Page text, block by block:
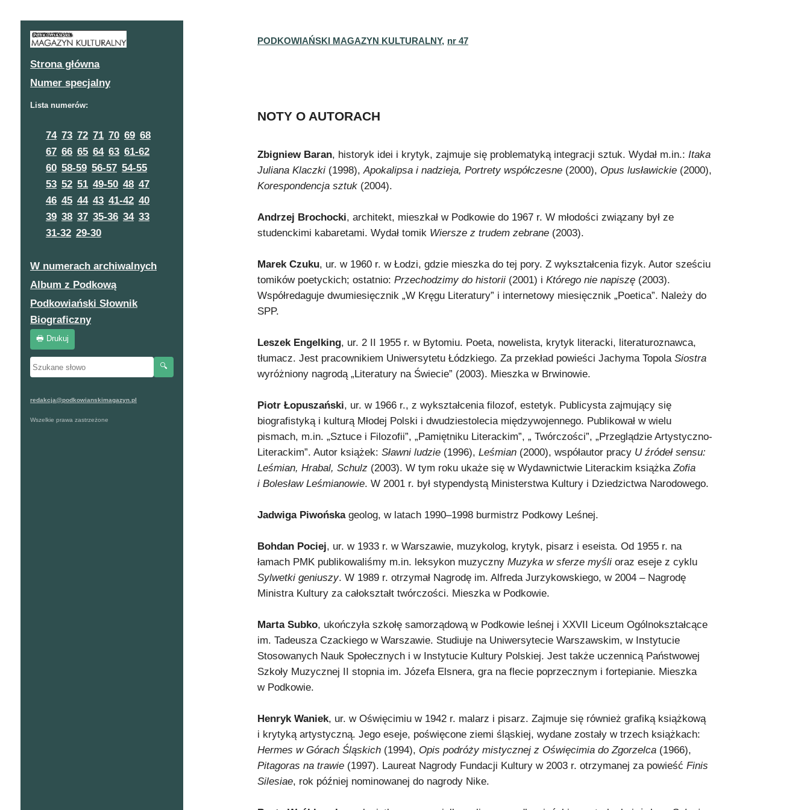
Strona główna
Numer specjalny
Lista numerów:
74 73 72 71 70 69 68
67 66 65 64 63 61-62
60 58-59 56-57 54-55
53 52 51 49-50 48 47
46 45 44 43 41-42 40
39 38 37 35-36 34 33
31-32 29-30
W numerach archiwalnych
Album z Podkową
Podkowiański Słownik
Biograficzny
🖶 Drukuj
🔍
redakcja@podkowianskimagazyn.pl
Wszelkie prawa zastrzeżone
PODKOWIAŃSKI MAGAZYN KULTURALNY, nr 47
NOTY O AUTORACH
Zbigniew Baran, historyk idei i krytyk, zajmuje się problematyką integracji sztuk. Wydał m.in.: Itaka
Juliana Klaczki (1998),Apokalipsa i nadzieja, Portrety współczesne (2000), Opus lusławickie (2000),
Korespondencja sztuk (2004).
Andrzej Brochocki, architekt, mieszkał w Podkowie do 1967 r. W młodości związany był ze
studenckimi kabaretami. Wydał tomik Wiersze z trudem zebrane (2003).
Marek Czuku, ur. w 1960 r. w Łodzi, gdzie mieszka do tej pory. Z wykształcenia fizyk. Autor sześciu
tomików poetyckich; ostatnio: Przechodzimy do historii (2001) i Którego nie napiszę (2003).
Współredaguje dwumiesięcznik „W Kręgu Literatury” i internetowy miesięcznik „Poetica”. Należy do
SPP.
Leszek Engelking, ur. 2 II 1955 r. w Bytomiu. Poeta, nowelista, krytyk literacki, literaturoznawca,
tłumacz. Jest pracownikiem Uniwersytetu Łódzkiego. Za przekład powieści Jachyma Topola Siostra
wyróżniony nagrodą „Literatury na Świecie” (2003). Mieszka w Brwinowie.
Piotr Łopuszański, ur. w 1966 r., z wykształcenia filozof, estetyk. Publicysta zajmujący się
biografistyką i kulturą Młodej Polski i dwudziestolecia międzywojennego. Publikował w wielu
pismach, m.in. „Sztuce i Filozofii”, „Pamiętniku Literackim”, „ Twórczości”, „Przeglądzie Artystyczno-
Literackim”. Autor książek: Sławni ludzie (1996), Leśmian (2000), współautor pracy U źródeł sensu:
Leśmian, Hrabal, Schulz (2003). W tym roku ukaże się w Wydawnictwie Literackim książkaZofia
i Bolesław Leśmianowie. W 2001 r. był stypendystą Ministerstwa Kultury i Dziedzictwa Narodowego.
Jadwiga Piwońskageolog, w latach 1990–1998 burmistrz Podkowy Leśnej.
Bohdan Pociej, ur. w 1933 r. w Warszawie, muzykolog, krytyk, pisarz i eseista. Od 1955 r. na
łamach PMK publikowaliśmy m.in. leksykon muzyczny Muzyka w sferze myśli oraz eseje z cyklu
Sylwetki geniuszy. W 1989 r. otrzymał Nagrodę im. Alfreda Jurzykowskiego, w 2004 – Nagrodę
Ministra Kultury za całokształt twórczości. Mieszka w Podkowie.
Marta Subko, ukończyła szkołę samorządową w Podkowie leśnej i XXVII Liceum Ogólnokształcące
im. Tadeusza Czackiego w Warszawie. Studiuje na Uniwersytecie Warszawskim, w Instytucie
Stosowanych Nauk Społecznych i w Instytucie Kultury Polskiej. Jest także uczennicą Państwowej
Szkoły Muzycznej II stopnia im. Józefa Elsnera, gra na flecie poprzecznym i fortepianie. Mieszka
w Podkowie.
Henryk Waniek, ur. w Oświęcimiu w 1942 r. malarz i pisarz. Zajmuje się również grafiką książkową
i krytyką artystyczną. Jego eseje, poświęcone ziemi śląskiej, wydane zostały w trzech książkach:
Hermes w Górach Śląskich (1994), Opis podróży mistycznej z Oświęcimia do Zgorzelca (1966),
Pitagoras na trawie (1997). Laureat Nagrody Fundacji Kultury w 2003 r. otrzymanej za powieść Finis
Silesiae, rok później nominowanej do nagrody Nike.